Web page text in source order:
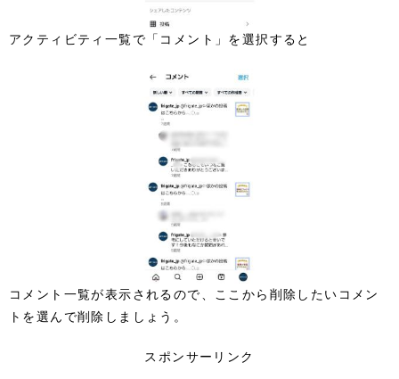
アクティビティ一覧で「コメント」を選択すると
コメント一覧が表示されるので、ここから削除したいコメン
トを選んで削除しましょう。
スポンサーリンク